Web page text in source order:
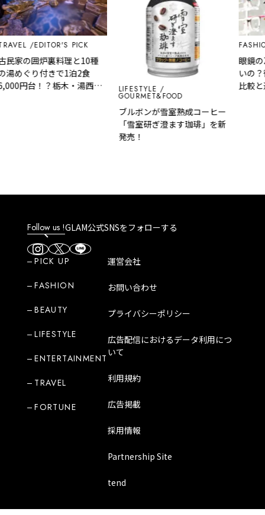
EDITOR'S PICK
の囲炉裏料理と10種
ぐり付きで1泊2食
円台！？栃木・湯西川
LIFESTYLE
GOURMET&FOOD
ブルボンが雪室熟成コーヒー
「雪室研ぎ澄ます珈琲」を新
発売！
FASHION
眼鏡の
いの？後
比較と選
Follow us !GLAM公式SNSをフォローする
PICK UP
FASHION
BEAUTY
LIFESTYLE
ENTERTAINMENT
TRAVEL
FORTUNE
運営会社
お問い合わせ
プライバシーポリシー
広告配信におけるデータ利用につ
いて
利用規約
広告掲載
採用情報
Partnership Site
tend